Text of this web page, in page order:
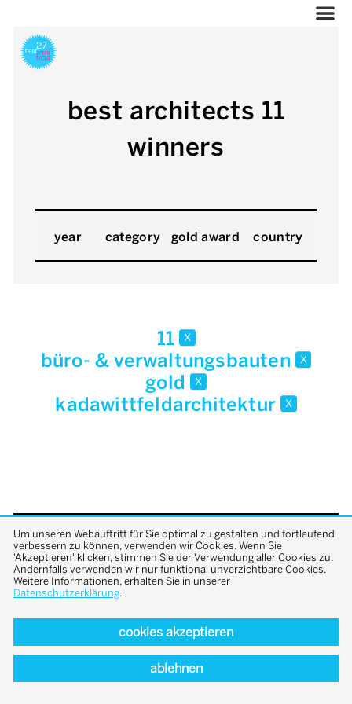
best architects 11
winners
year category gold award country
11 x
büro- & verwaltungsbauten x
gold x
kadawittfeldarchitektur x
back to top
Um unseren Webauftritt für Sie optimal zu gestalten und fortlaufend
verbessern zu können, verwenden wir Cookies. Wenn Sie
'Akzeptieren' klicken, stimmen Sie der Verwendung aller Cookies zu.
Andernfalls verwenden wir nur funktional unverzichtbare Cookies.
Weitere Informationen, erhalten Sie in unserer
Datenschutzerklärung.
cookies akzeptieren
ablehnen